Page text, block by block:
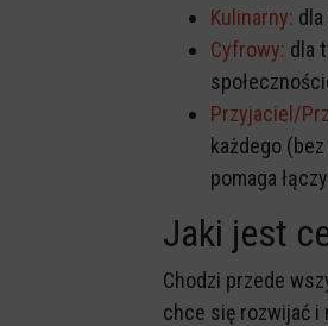
Kulinarny:
Cyfrowy: dla
Przyjaciel/
każdego
pomaga
Jaki jest
Chodzi przede
chce się rozwijać i